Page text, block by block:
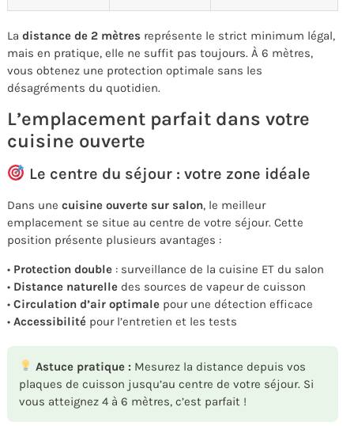
La distance de 2 mètres représente le strict minimum légal,
mais en pratique, elle ne suffit pas toujours. À 6 mètres,
vous obtenez une protection optimale sans les
désagréments du quotidien.
L’emplacement parfait dans votre
cuisine ouverte
Le centre du séjour : votre zone idéale
Dans une cuisine ouverte sur salon, le meilleur
emplacement se situe au centre de votre séjour. Cette
position présente plusieurs avantages :
• Protection double : surveillance de la cuisine ET du salon
• Distance naturelle des sources de vapeur de cuisson
• Circulation d’air optimale pour une détection efficace
• Accessibilité pour l’entretien et les tests
Astuce pratique : Mesurez la distance depuis vos
plaques de cuisson jusqu’au centre de votre séjour. Si
vous atteignez 4 à 6 mètres, c’est parfait !